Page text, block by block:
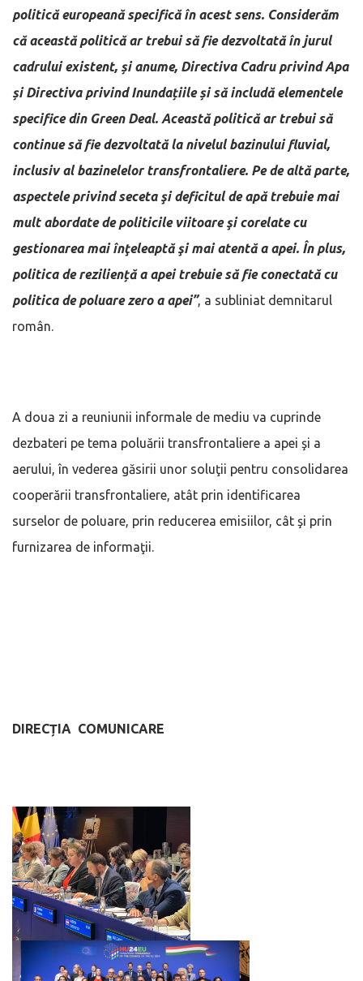
politică europeană specifică în acest sens. Considerăm
că această politică ar trebui să fie dezvoltată în jurul
cadrului existent, și anume, Directiva Cadru privind Apa
și Directiva privind Inundațiile și să includă elementele
specifice din Green Deal. Această politică ar trebui să
continue să fie dezvoltată la nivelul bazinului fluvial,
inclusiv al bazinelelor transfrontaliere. Pe de altă parte,
aspectele privind seceta şi deficitul de apă trebuie mai
mult abordate de politicile viitoare şi corelate cu
gestionarea mai înţeleaptă şi mai atentă a apei. În plus,
politica de reziliență a apei trebuie să fie conectată cu
politica de poluare zero a apei”, a subliniat demnitarul
român.
A doua zi a reuniunii informale de mediu va cuprinde
dezbateri pe tema poluării transfrontaliere a apei şi a
aerului, în vederea găsirii unor soluţii pentru consolidarea
cooperării transfrontaliere, atât prin identificarea
surselor de poluare, prin reducerea emisiilor, cât şi prin
furnizarea de informaţii.
DIRECȚIA COMUNICARE